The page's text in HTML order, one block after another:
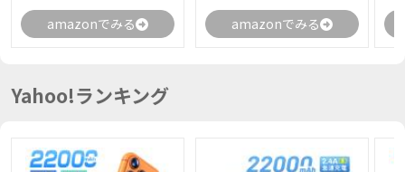
amazonでみる amazonでみる
Yahoo!ランキング